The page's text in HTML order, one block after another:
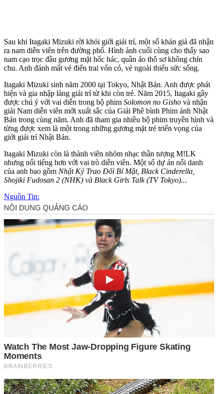
Sau khi Itagaki Mizuki rời khỏi giới giải trí, một số khán giả đã nhận
ra nam diễn viên trên đường phố. Hình ảnh cuối cùng cho thấy sao
nam cạo trọc đầu gương mặt hốc hác, quần áo thô sơ không chỉn
chu. Anh đánh mất vẻ điển trai vốn có, vẻ ngoài thiếu sức sống.
Itagaki Mizuki sinh năm 2000 tại Tokyo, Nhật Bản. Anh được phát
hiện và gia nhập làng giải trí từ khi còn trẻ. Năm 2015, Itagaki gây
được chú ý với vai diễn trong bộ phim Solomon no Gisho và nhận
giải Nam diễn viên mới xuất sắc của Giải Phê bình Phim ảnh Nhật
Bản trong cùng năm. Anh đã tham gia nhiều bộ phim truyền hình và
từng được xem là một trong những gương mặt trẻ triển vọng của
giới giải trí Nhật Bản.
Itagaki Mizuki còn là thành viên nhóm nhạc thần tượng M!LK
nhưng nổi tiếng hơn với vai trò diễn viên. Một số dự án nổi danh
của anh bao gồm Nhật Ký Trao Đổi Bí Mật, Black Cinderella,
Shojiki Fudosan 2 (NHK) và Black Girls Talk (TV Tokyo)...
Nguồn Tin: